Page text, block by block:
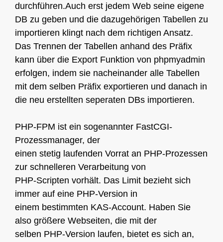
durchführen.Auch erst jedem Web seine eigene
DB zu geben und die dazugehörigen Tabellen zu
importieren klingt nach dem richtigen Ansatz.
Das Trennen der Tabellen anhand des Präfix
kann über die Export Funktion von phpmyadmin
erfolgen, indem sie nacheinander alle Tabellen
mit dem selben Präfix exportieren und danach in
die neu erstellten seperaten DBs importieren.
PHP-FPM ist ein sogenannter FastCGI-
Prozessmanager, der
einen stetig laufenden Vorrat an PHP-Prozessen
zur schnelleren Verarbeitung von
PHP-Scripten vorhält. Das Limit bezieht sich
immer auf eine PHP-Version in
einem bestimmten KAS-Account. Haben Sie
also größere Webseiten, die mit der
selben PHP-Version laufen, bietet es sich an,